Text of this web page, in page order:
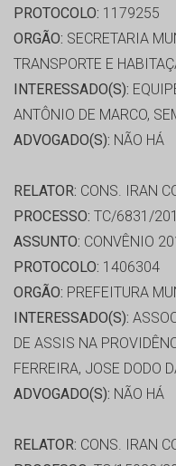
PROTOCOLO: 1179255
ORGÃO: SECRETARIA
TRANSPORTE E
INTERESSADO(S):
ANTÔNIO DE MARCO,
ADVOGADO(S): NÃO HÁ
RELATOR: CONS. IRAN
PROCESSO: TC/6831/
ASSUNTO: CONVÊNIO
PROTOCOLO: 1406304
ORGÃO: PREFEITURA
INTERESSADO(S):
DE ASSIS NA
FERREIRA, JOSE DODO
ADVOGADO(S): NÃO HÁ
RELATOR: CONS. IRAN